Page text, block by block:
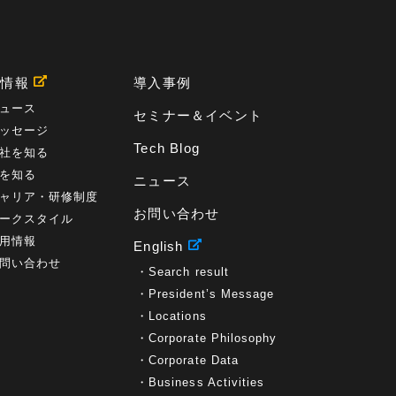
報
ース
セージ
を知る
知る
リア・研修制度
クスタイル
情報
い合わせ
導入事例
セミナー＆イベント
Tech Blog
ニュース
お問い合わせ
English
Search result
President’s Message
Locations
Corporate Philosophy
Corporate Data
Business Activities